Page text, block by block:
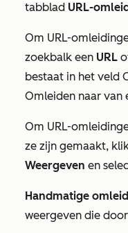
tabblad URL-
Om URL-
zoekbalk een URL
bestaat in het veld
Omleiden naar van
Om URL-
ze zijn gemaakt,
Weergeven en
Handmatige
weergeven die